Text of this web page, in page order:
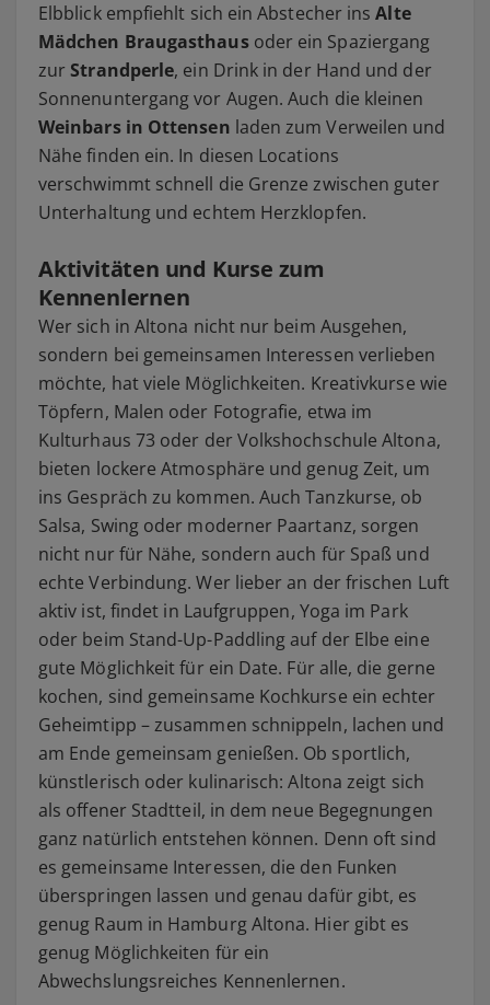
Elbblick empfiehlt sich ein Abstecher insAlte
Mädchen Braugasthausoder ein Spaziergang
zurStrandperle, ein Drink in der Hand und der
Sonnenuntergang vor Augen. Auch die kleinen
Weinbars in Ottensen laden zum Verweilen und
Nähe finden ein. In diesen Locations
verschwimmt schnell die Grenze zwischen guter
Unterhaltung und echtem Herzklopfen.
Aktivitäten und Kurse zum
Kennenlernen
Wer sich in Altona nicht nur beim Ausgehen,
sondern bei gemeinsamen Interessen verlieben
möchte, hat viele Möglichkeiten. Kreativkurse wie
Töpfern, Malen oder Fotografie, etwa im
Kulturhaus 73 oder der Volkshochschule Altona,
bieten lockere Atmosphäre und genug Zeit, um
ins Gespräch zu kommen. Auch Tanzkurse, ob
Salsa, Swing oder moderner Paartanz, sorgen
nicht nur für Nähe, sondern auch für Spaß und
echte Verbindung. Wer lieber an der frischen Luft
aktiv ist, findet in Laufgruppen, Yoga im Park
oder beim Stand-Up-Paddling auf der Elbe eine
gute Möglichkeit für ein Date. Für alle, die gerne
kochen, sind gemeinsame Kochkurse ein echter
Geheimtipp – zusammen schnippeln, lachen und
am Ende gemeinsam genießen. Ob sportlich,
künstlerisch oder kulinarisch: Altona zeigt sich
als offener Stadtteil, in dem neue Begegnungen
ganz natürlich entstehen können. Denn oft sind
es gemeinsame Interessen, die den Funken
überspringen lassen und genau dafür gibt, es
genug Raum in Hamburg Altona. Hier gibt es
genug Möglichkeiten für ein
Abwechslungsreiches Kennenlernen.